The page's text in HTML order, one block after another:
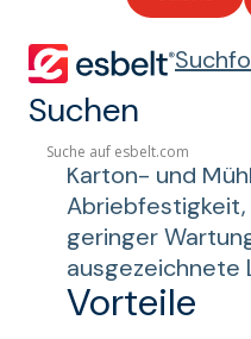
Suchen
Flachriemen mit
Anwendungen
Karton- und
Abriebfestigkeit,
geringer
ausgezeichnete
Vorteile